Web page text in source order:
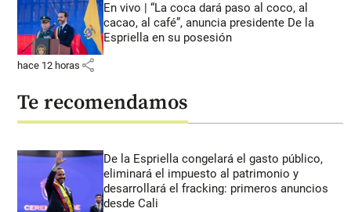
En vivo | “La coca dará paso al coco, al
cacao, al café”, anuncia presidente De la
Espriella en su posesión
hace 12 horas share
Te recomendamos
De la Espriella congelará el gasto público,
eliminará el impuesto al patrimonio y
desarrollará el fracking: primeros anuncios
desde Cali